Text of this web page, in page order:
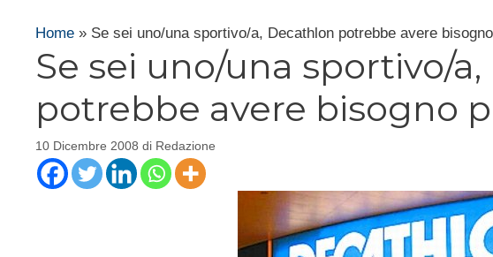
Home » Se sei uno/una sportivo/a, Decathlon potrebbe avere
Se sei uno/una sportivo/
potrebbe avere bisogno
10 Dicembre 2008 di Redazione